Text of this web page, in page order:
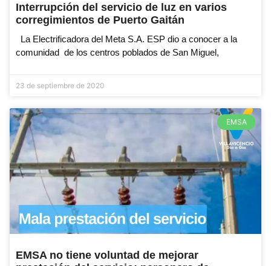
Interrupción del servicio de luz en varios
corregimientos de Puerto Gaitán
La Electrificadora del Meta S.A. ESP dio a conocer a la
comunidad de los centros poblados de San Miguel,
23 de septiembre de 2020
EMSA
EMSA no tiene voluntad de mejorar